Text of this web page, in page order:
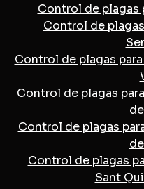
Control de plagas
Control de
Control de plagas
Control de plagas
Control de plagas
Control de plagas
Sant